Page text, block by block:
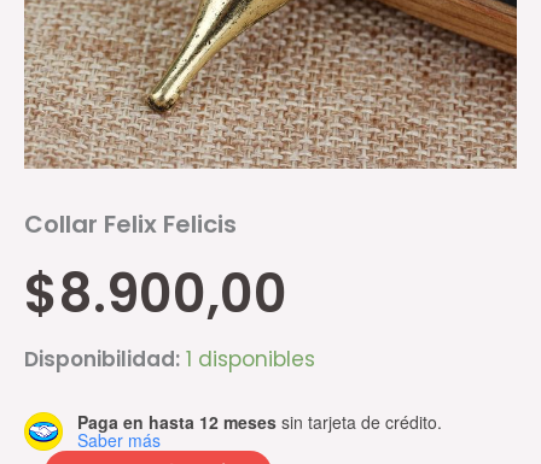
Collar Felix Felicis
$8.900,00
Disponibilidad: 1 disponibles
Paga en hasta 12 meses sin tarjeta de crédito.
Saber más